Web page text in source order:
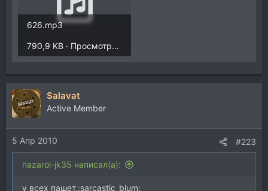
626.mp3
790,9 KB · Просмотры: 716
Salavat
Active Member
5 Апр 2010 #223
nazarol-jk35 написал(а):
у всех пашет.:sarcastic_blum: